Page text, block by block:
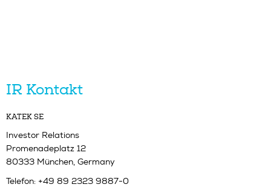
IR Kontakt
KATEK SE
Investor Relations
Promenadeplatz 12
80333 München, Germany
Telefon: +49 89 2323 9887-0